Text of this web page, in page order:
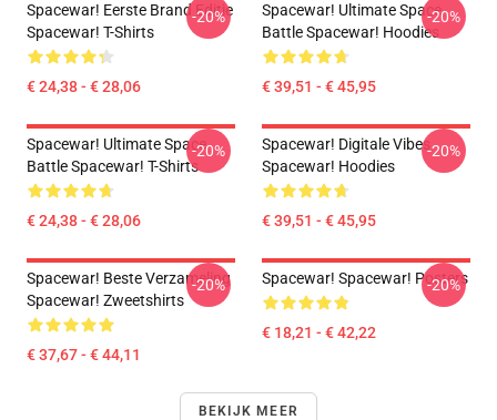
Spacewar! Eerste Brand Editie
Spacewar! T-Shirts
€ 24,38 - € 28,06
-20%
Spacewar! Ultimate Space
Battle Spacewar! Hoodies
€ 39,51 - € 45,95
-20%
Spacewar! Ultimate Space
Battle Spacewar! T-Shirts
€ 24,38 - € 28,06
-20%
Spacewar! Digitale Vibes
Spacewar! Hoodies
€ 39,51 - € 45,95
-20%
Spacewar! Beste Verzameling
Spacewar! Zweetshirts
€ 37,67 - € 44,11
-20% Spacewar! Spacewar! Posters
€ 18,21 - € 42,22
-20%
BEKIJK MEER